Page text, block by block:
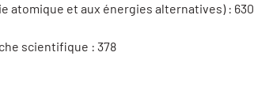
atomique et aux énergies alternatives) : 630
scientifique : 378